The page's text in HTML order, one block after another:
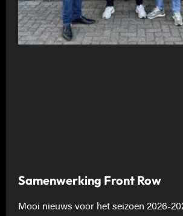
Samenwerking Front Row
Mooi nieuws voor het seizoen 2026-